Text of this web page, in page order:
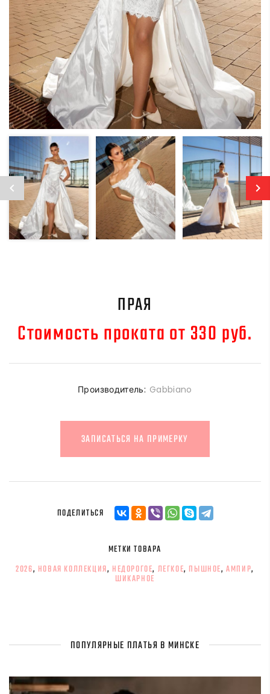
ПРАЯ
Стоимость проката от 330 руб.
Производитель: Gabbiano
ЗАПИСАТЬСЯ НА ПРИМЕРКУ
ПОДЕЛИТЬСЯ
МЕТКИ ТОВАРА
2026, НОВАЯ КОЛЛЕКЦИЯ, НЕДОРОГОЕ, ЛЕГКОЕ, ПЫШНОЕ,АМПИР,
ШИКАРНОЕ
ПОПУЛЯРНЫЕ ПЛАТЬЯ В МИНСКЕ